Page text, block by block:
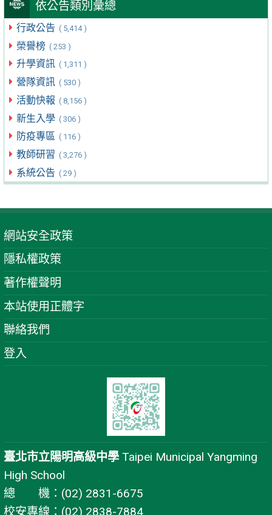
依公告類別彙總
行政公告 ( 5,414 )
榮譽榜 ( 253 )
升學資訊 ( 1,311 )
營隊資訊 ( 530 )
活動快報 ( 8,156 )
新生入學 ( 306 )
防疫專區 ( 116 )
教師研習 ( 3,276 )
系統公告 ( 29 )
網站安全政策
隱私權政策
著作權聲明
本站使用正體字
聯絡我們
登入
臺北市立陽明高級中學 Taipei Municipal Yangming
High School
總 機：(02) 2831-6675
校安專線：(02) 2838-7884